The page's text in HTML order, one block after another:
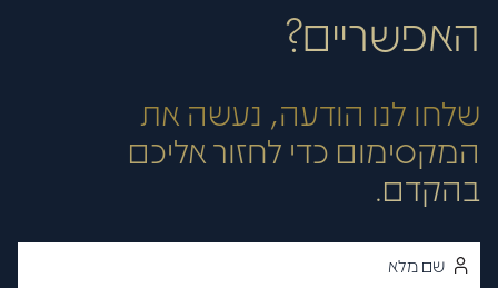
האפשריים?
שלחו לנו הודעה, נעשה את
המקסימום כדי לחזור אליכם
בהקדם.